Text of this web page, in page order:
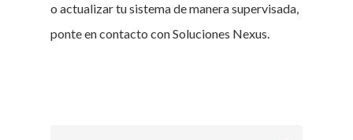
o actualizar tu sistema de manera supervisada,
ponte en contacto con Soluciones Nexus.